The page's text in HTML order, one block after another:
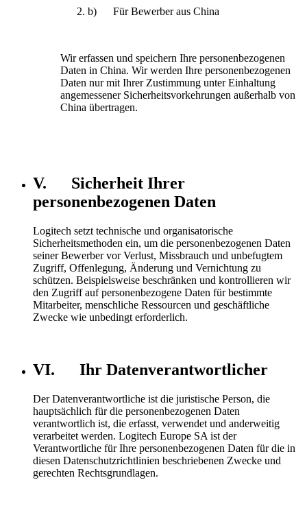
b) Für Bewerber aus China
Wir erfassen und speichern Ihre personenbezogenen
Daten in China. Wir werden Ihre personenbezogenen
Daten nur mit Ihrer Zustimmung unter Einhaltung
angemessener Sicherheitsvorkehrungen außerhalb von
China übertragen.
V. Sicherheit Ihrer
personenbezogenen Daten
Logitech setzt technische und organisatorische
Sicherheitsmethoden ein, um die personenbezogenen Daten
seiner Bewerber vor Verlust, Missbrauch und unbefugtem
Zugriff, Offenlegung, Änderung und Vernichtung zu
schützen. Beispielsweise beschränken und kontrollieren wir
den Zugriff auf personenbezogene Daten für bestimmte
Mitarbeiter, menschliche Ressourcen und geschäftliche
Zwecke wie unbedingt erforderlich.
VI. Ihr Datenverantwortlicher
Der Datenverantwortliche ist die juristische Person, die
hauptsächlich für die personenbezogenen Daten
verantwortlich ist, die erfasst, verwendet und anderweitig
verarbeitet werden. Logitech Europe SA ist der
Verantwortliche für Ihre personenbezogenen Daten für die in
diesen Datenschutzrichtlinien beschriebenen Zwecke und
gerechten Rechtsgrundlagen.